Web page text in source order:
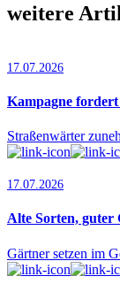
weitere
17.07.2026
Kampagne fordert
Straßenwärter
17.07.2026
Alte Sorten, guter
Gärtner setzen im